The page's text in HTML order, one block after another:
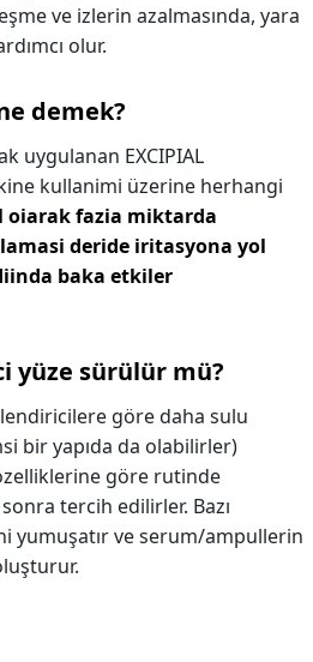
ve izlerin azalmasında, yara
olur.
demek?
uygulanan EXCIPIAL
kullanimi üzerine herhangi
oiarak fazia miktarda
deride iritasyona yol
baka etkiler
yüze sürülür mü?
göre daha sulu
bir yapıda da olabilirler)
göre rutinde
tercih edilirler. Bazı
yumuşatır ve serum/ampullerin